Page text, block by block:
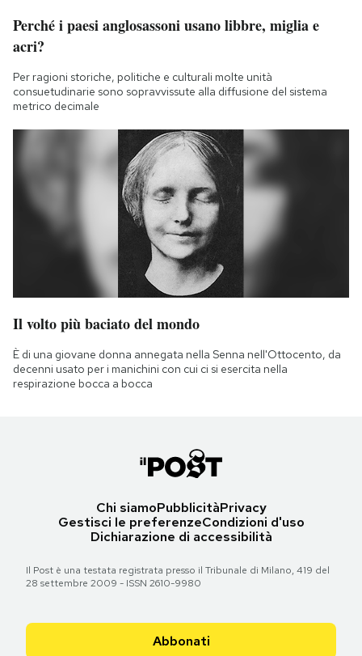
Perché i paesi anglosassoni usano libbre, miglia e
acri?
Per ragioni storiche, politiche e culturali molte unità
consuetudinarie sono sopravvissute alla diffusione del sistema
metrico decimale
Il volto più baciato del mondo
È di una giovane donna annegata nella Senna nell'Ottocento, da
decenni usato per i manichini con cui ci si esercita nella
respirazione bocca a bocca
Chi siamoPubblicitàPrivacy
Gestisci le preferenzeCondizioni d'uso
Dichiarazione di accessibilità
Il Post è una testata registrata presso il Tribunale di Milano, 419 del
28 settembre 2009 - ISSN 2610-9980
Abbonati